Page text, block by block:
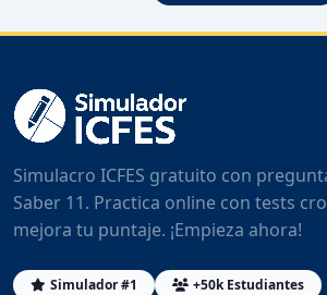
Simulacro ICFES gratuito con
Saber 11. Practica online con tests
mejora tu puntaje. ¡Empieza ahora!
Simulador #1 +50k Estudiantes